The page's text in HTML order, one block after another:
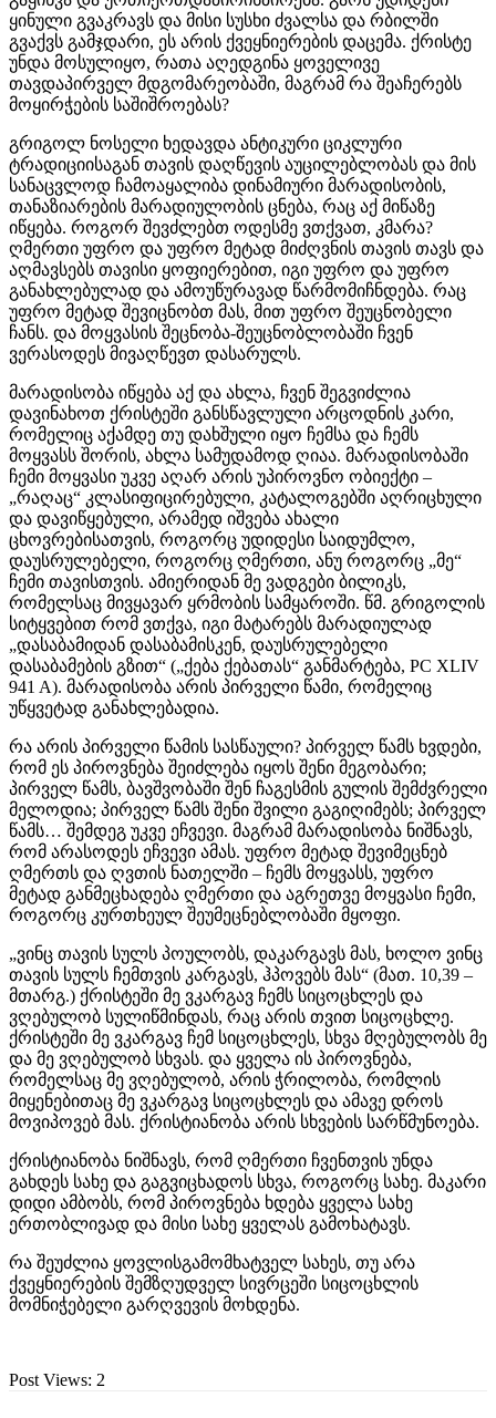
ყინული გვაკრავს და მისი სუსხი ძვალსა და რბილში
გვაქვს გამჯდარი, ეს არის ქვეყნიერების დაცემა. ქრისტე
უნდა მოსულიყო, რათა აღედგინა ყოველივე
თავდაპირველ მდგომარეობაში, მაგრამ რა შეაჩერებს
მოყირჭების საშიშროებას?
გრიგოლ ნოსელი ხედავდა ანტიკური ციკლური
ტრადიციისაგან თავის დაღწევის აუცილებლობას და მის
სანაცვლოდ ჩამოაყალიბა დინამიური მარადისობის,
თანაზიარების მარადიულობის ცნება, რაც აქ მიწაზე
იწყება. როგორ შევძლებთ ოდესმე ვთქვათ, კმარა?
ღმერთი უფრო და უფრო მეტად მიძღვნის თავის თავს და
აღმავსებს თავისი ყოფიერებით, იგი უფრო და უფრო
განახლებულად და ამოუწურავად წარმომიჩნდება. რაც
უფრო მეტად შევიცნობთ მას, მით უფრო შეუცნობელი
ჩანს. და მოყვასის შეცნობა-შეუცნობლობაში ჩვენ
ვერასოდეს მივაღწევთ დასარულს.
მარადისობა იწყება აქ და ახლა, ჩვენ შეგვიძლია
დავინახოთ ქრისტეში განსწავლული არცოდნის კარი,
რომელიც აქამდე თუ დახშული იყო ჩემსა და ჩემს
მოყვასს შორის, ახლა სამუდამოდ ღიაა. მარადისობაში
ჩემი მოყვასი უკვე აღარ არის უპიროვნო ობიექტი –
„რაღაც“ კლასიფიცირებული, კატალოგებში აღრიცხული
და დავიწყებული, არამედ იშვება ახალი
ცხოვრებისათვის, როგორც უდიდესი საიდუმლო,
დაუსრულებელი, როგორც ღმერთი, ანუ როგორც „მე“
ჩემი თავისთვის. ამიერიდან მე ვადგები ბილიკს,
რომელსაც მივყავარ ყრმობის სამყაროში. წმ. გრიგოლის
სიტყვებით რომ ვთქვა, იგი მატარებს მარადიულად
„დასაბამიდან დასაბამისკენ, დაუსრულებელი
დასაბამების გზით“ („ქება ქებათას“ განმარტება, PC XLIV
941 A). მარადისობა არის პირველი წამი, რომელიც
უწყვეტად განახლებადია.
რა არის პირველი წამის სასწაული? პირველ წამს ხვდები,
რომ ეს პიროვნება შეიძლება იყოს შენი მეგობარი;
პირველ წამს, ბავშვობაში შენ ჩაგესმის გულის შემძვრელი
მელოდია; პირველ წამს შენი შვილი გაგიღიმებს; პირველ
წამს… შემდეგ უკვე ეჩვევი. მაგრამ მარადისობა ნიშნავს,
რომ არასოდეს ეჩვევი ამას. უფრო მეტად შევიმეცნებ
ღმერთს და ღვთის ნათელში – ჩემს მოყვასს, უფრო
მეტად განმეცხადება ღმერთი და აგრეთვე მოყვასი ჩემი,
როგორც კურთხეულ შეუმეცნებლობაში მყოფი.
„ვინც თავის სულს პოულობს, დაკარგავს მას, ხოლო ვინც
თავის სულს ჩემთვის კარგავს, ჰპოვებს მას“ (მათ. 10,39 –
მთარგ.) ქრისტეში მე ვკარგავ ჩემს სიცოცხლეს და
ვღებულობ სულიწმინდას, რაც არის თვით სიცოცხლე.
ქრისტეში მე ვკარგავ ჩემ სიცოცხლეს, სხვა მღებულობს მე
და მე ვღებულობ სხვას. და ყველა ის პიროვნება,
რომელსაც მე ვღებულობ, არის ჭრილობა, რომლის
მიყენებითაც მე ვკარგავ სიცოცხლეს და ამავე დროს
მოვიპოვებ მას. ქრისტიანობა არის სხვების სარწმუნოება.
ქრისტიანობა ნიშნავს, რომ ღმერთი ჩვენთვის უნდა
გახდეს სახე და გაგვიცხადოს სხვა, როგორც სახე. მაკარი
დიდი ამბობს, რომ პიროვნება ხდება ყველა სახე
ერთობლივად და მისი სახე ყველას გამოხატავს.
რა შეუძლია ყოვლისგამომხატველ სახეს, თუ არა
ქვეყნიერების შემზღუდველ სივრცეში სიცოცხლის
მომნიჭებელი გარღვევის მოხდენა.
Post Views: 2